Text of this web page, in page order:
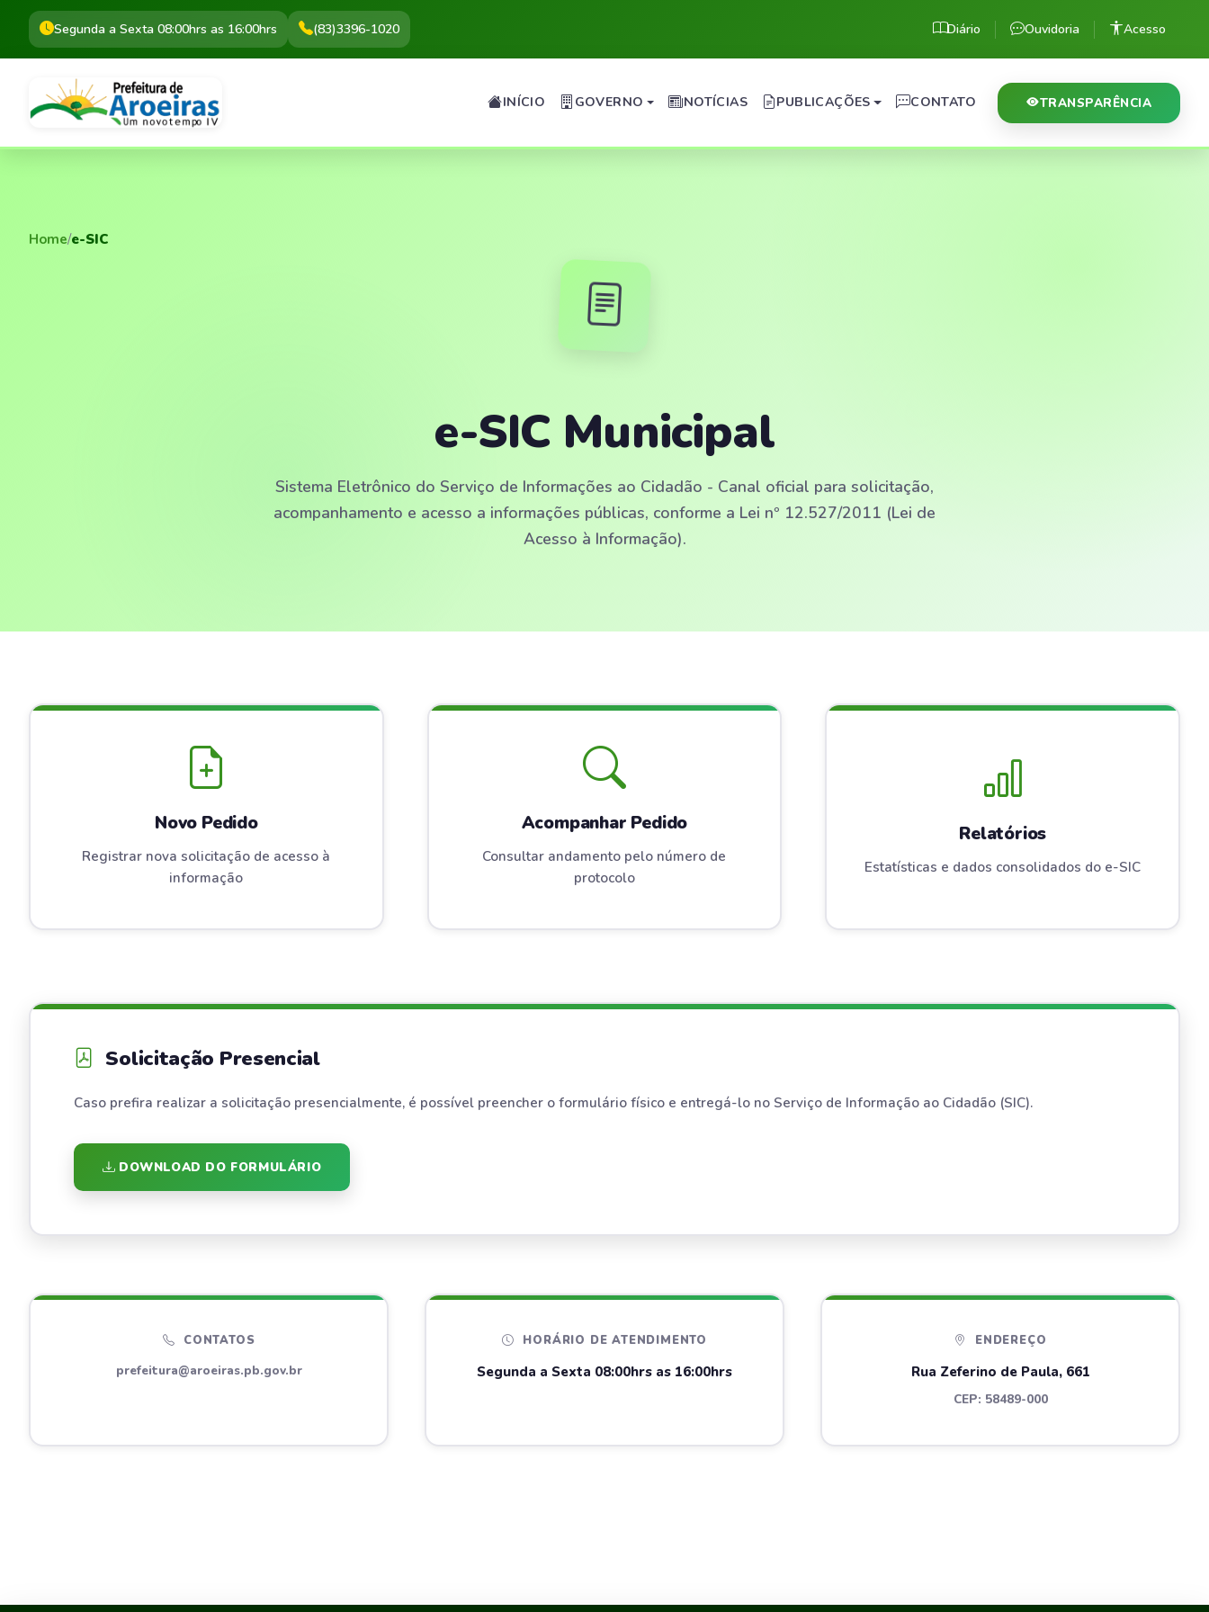
Segunda a Sexta 08:00hrs as 16:00hrs (83)3396-1020 Diário Ouvidoria Acesso
INÍCIO GOVERNO NOTÍCIAS PUBLICAÇÕES CONTATO TRANSPARÊNCIA
Home/e-SIC
e-SIC Municipal
Sistema Eletrônico do Serviço de Informações ao Cidadão - Canal oficial para solicitação,
acompanhamento e acesso a informações públicas, conforme a Lei nº 12.527/2011 (Lei de
Acesso à Informação).
Novo Pedido
Registrar nova solicitação de acesso à
informação
Acompanhar Pedido
Consultar andamento pelo número de
protocolo
Relatórios
Estatísticas e dados consolidados do e-SIC
Solicitação Presencial
Caso prefira realizar a solicitação presencialmente, é possível preencher o formulário físico e entregá-lo no Serviço de Informação ao Cidadão (SIC).
DOWNLOAD DO FORMULÁRIO
CONTATOS
prefeitura@aroeiras.pb.gov.br
HORÁRIO DE ATENDIMENTO
Segunda a Sexta 08:00hrs as 16:00hrs
ENDEREÇO
Rua Zeferino de Paula, 661
CEP: 58489-000